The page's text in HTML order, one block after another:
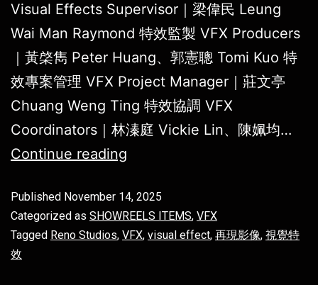
Visual Effects Supervisor｜梁偉民 Leung
Wai Man Raymond 特效監製 VFX Producers
｜黃棨雋 Peter Huang、郭憲聰 Tomi Kuo 特
效專案管理 VFX Project Manager｜莊文亭
Chuang Weng Ting 特效協調 VFX
Coordinators｜林溱庭 Vickie Lin、陳姵均…
Continue reading
Published November 14, 2025
Categorized as SHOWREELS ITEMS, VFX
Tagged Reno Studios, VFX, visual effect, 再現影像, 視覺特
效